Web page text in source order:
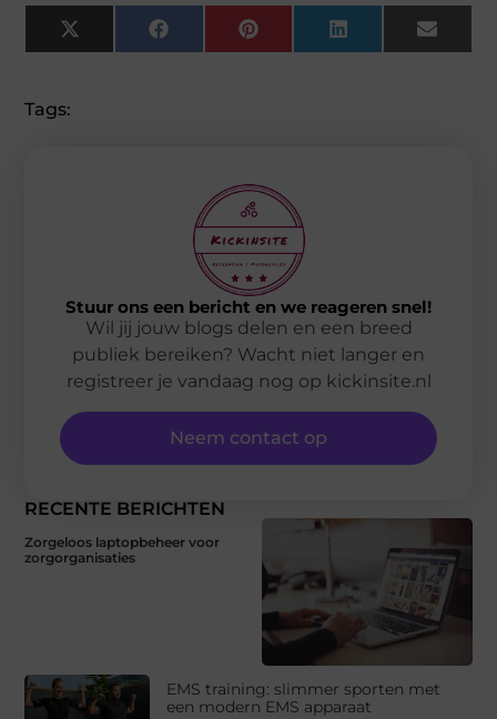
X
(Twitter)
FacebookPinterestLinkedIn Email
Tags:
RECENTE BERICHTEN
Zorgeloos laptopbeheer voor
zorgorganisaties
EMS training: slimmer sporten met
een modern EMS apparaat
Stuur ons een bericht en we reageren snel!
Wil jij jouw blogs delen en een breed
publiek bereiken? Wacht niet langer en
registreer je vandaag nog op kickinsite.nl
Neem contact op